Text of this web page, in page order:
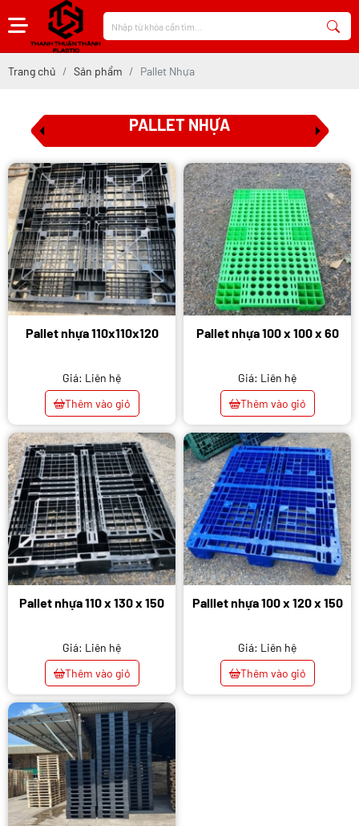
Trang chủ Sản phẩm Pallet Nhựa
PALLET NHỰA
Pallet nhựa 110x110x120
Giá: Liên hệ
Thêm vào giỏ
Pallet nhựa 100 x 100 x 60
Giá: Liên hệ
Thêm vào giỏ
Pallet nhựa 110 x 130 x 150
Giá: Liên hệ
Thêm vào giỏ
Palllet nhựa 100 x 120 x 150
Giá: Liên hệ
Thêm vào giỏ